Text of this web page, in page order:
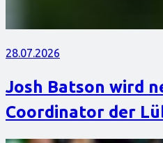
28.07.2026
Josh Batson wird
Coordinator der